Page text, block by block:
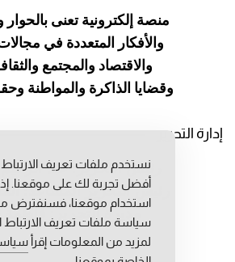
منصة إلكترونية تعنى بالحوار
والأفكار المتعددة في
والاقتصاد والمجتمع
وقضايا الذاكرة والمواطنة
إدارة التحرير
رئيس التحرير: عبد الرحيم
رئيس التحرير المساعد:
مديرة التحرير:
نستخدم ملفات تعريف
أفضل تجربة لك على موقعنا.
استخدام موقعنا، فسنفترض
سياسة ملفات تعريف الارتباط
لمزيد من المعلومات إقرأ